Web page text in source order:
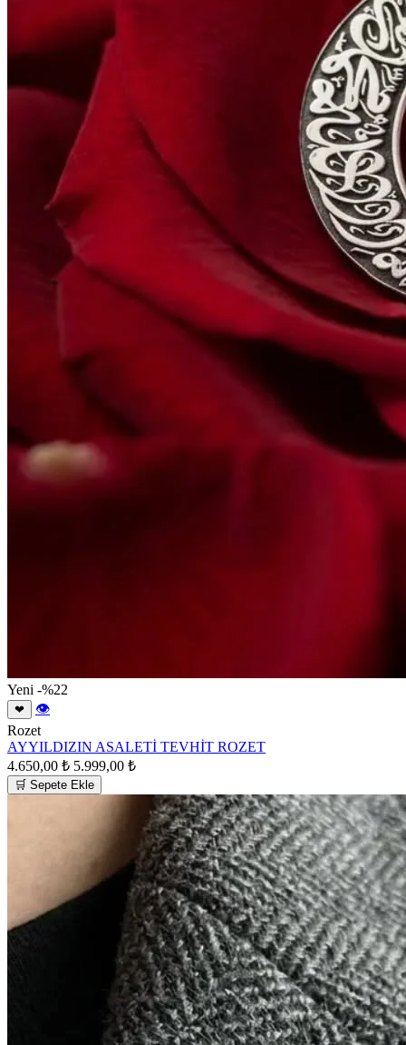
Yeni -%22
❤
👁
Rozet
AYYILDIZIN ASALETİ TEVHİT ROZET
4.650,00 ₺ 5.999,00 ₺
🛒 Sepete Ekle